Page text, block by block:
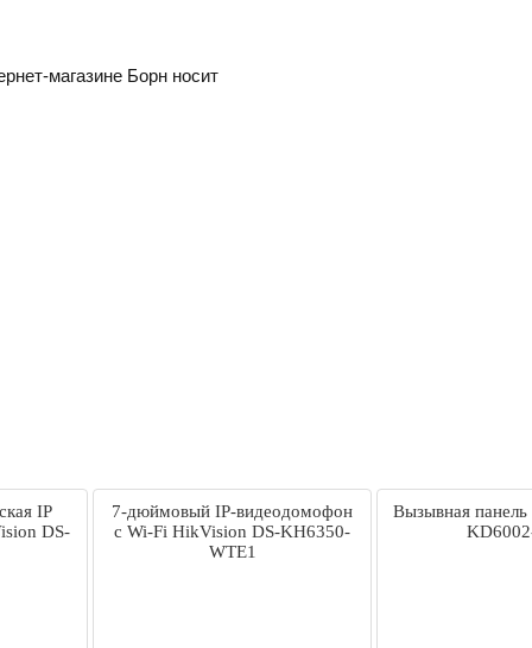
магазине Борн носит
IP
DS-
7-дюймовый IP-видеодомофон
с Wi-Fi HikVision DS-KH6350-
WTE1
Вызывная